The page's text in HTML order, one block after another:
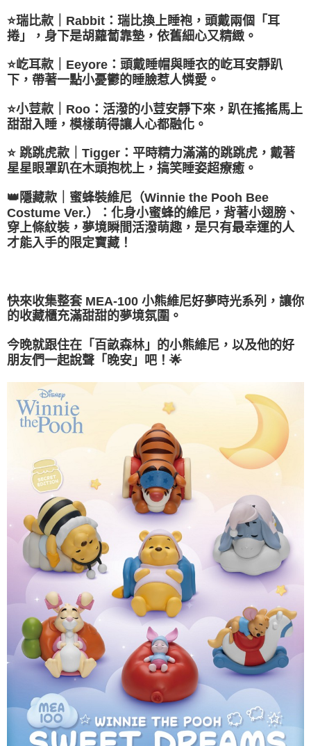
⭐瑞比款｜Rabbit：瑞比換上睡袍，頭戴兩個「耳
捲」，身下是胡蘿蔔靠墊，依舊細心又精緻。
⭐屹耳款｜Eeyore：頭戴睡帽與睡衣的屹耳安靜趴
下，帶著一點小憂鬱的睡臉惹人憐愛。
⭐小荳款｜Roo：活潑的小荳安靜下來，趴在搖搖馬上
甜甜入睡，模樣萌得讓人心都融化。
⭐ 跳跳虎款｜Tigger：平時精力滿滿的跳跳虎，戴著
星星眼罩趴在木頭抱枕上，搞笑睡姿超療癒。
👑隱藏款｜蜜蜂裝維尼（Winnie the Pooh Bee
Costume Ver.）：化身小蜜蜂的維尼，背著小翅膀、
穿上條紋裝，夢境瞬間活潑萌趣，是只有最幸運的人
才能入手的限定寶藏！
快來收集整套 MEA-100 小熊維尼好夢時光系列，讓你
的收藏櫃充滿甜甜的夢境氛圍。
今晚就跟住在「百畝森林」的小熊維尼，以及他的好
朋友們一起說聲「晚安」吧！🌟